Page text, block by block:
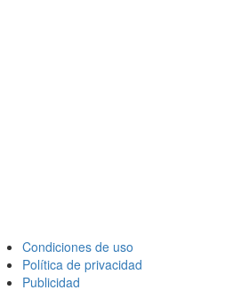
Condiciones de uso
Política de privacidad
Publicidad